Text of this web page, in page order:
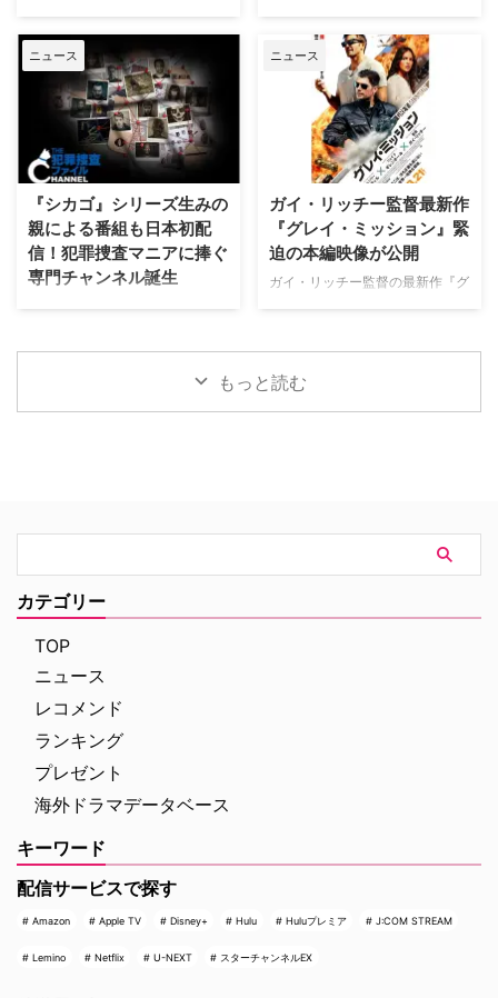
ホランド演じるピーター・パーカ
ー＝スパイダーマンの新たなる物
語、『スパイダーマン：ブラン
ド・ニュー・デイ』が大ヒット …
時更新） NHK・NHK BSで放送
中＆放送予定の海外ドラマ 海外
ドラマ『DOC（ドック） あす
へのカルテ』 NHK BSプレミアム
4K｜毎週（木） 17：00～ イタ
リア発！ 12年間の記憶を失った
エリート医師の物語。 原作 ピエ
ト ルカ・アルジェンテーロ、マ
ティルデ・ジョリ、サラ・ラッザ
ーロ ほか ≫≫『DOC（ドッ
ク）3 あすへのカルテ』詳細 海
英国ヨークシャー地方を舞台に、
土地の伝承と家族の崩壊を描くフ
ォーク・ホラー映画『スターヴ・
エイカー 召喚』。公開に先駆け
て、不穏な空気が漂う日本版予告
映像と、英国らしい曇天の世界観
が印象的な場面写真が一挙に公開
された。 土地に眠る伝承と家族
の崩壊を描く、静謐なるフォー
ク・ホラー リチャードとジュリ
エット夫妻が最近移り住んだ英国
ヨークシャー地方の人里離れた
「スターヴ・エイカー」は、家族
そ …
ニュース
『シカゴ』シリーズ生みの
親による番組も日本初配
信！犯罪捜査マニアに捧ぐ
専門チャンネル誕生
日本唯一のミステリードラマ専門
ル」が、開局月である8月に展開
する新たなサービスとして、犯罪
捜査に特化した新たな専門チャン
ネル「THE 犯罪捜査ファイル・
ービス「プレミアTVパック」の
うちのチャンネルの一つで、人気
の高い犯罪捜査ドラマや放送には
ないクライムドキュメンタリーを
ニュース
ガイ・リッチー監督最新作
『グレイ・ミッション』緊
迫の本編映像が公開
ガイ・リッチー監督の最新作『グ
ヘンリー・カヴィルによるスタイ
リッシュなアクションとユーモア
が詰まった本編映像が公開され
た。さらに、著名人たちからの絶
U.N.C.L.E.』で世界中の映画ファ
ンを熱狂させたガイ・リッチー監
最高に危険なノンストップ・バデ
もっと読む
カテゴリー
TOP
ニュース
レコメンド
ランキング
プレゼント
海外ドラマデータベース
キーワード
配信サービスで探す
Amazon Apple TV Disney+ Hulu Huluプレミア J:COM STREAM
Lemino Netflix U-NEXT スターチャンネルEX